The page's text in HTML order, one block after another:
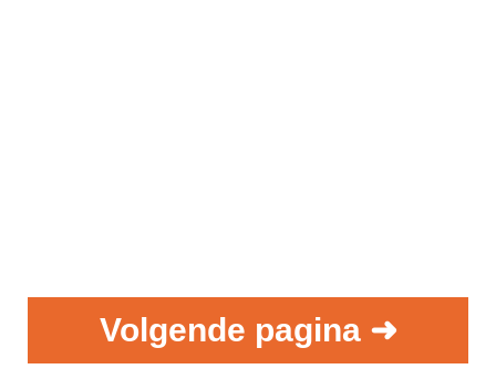
Volgende pagina ➜